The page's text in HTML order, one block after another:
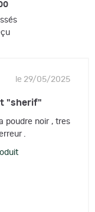
le 29/05/2025
"sherif"
poudre noir , tres
.